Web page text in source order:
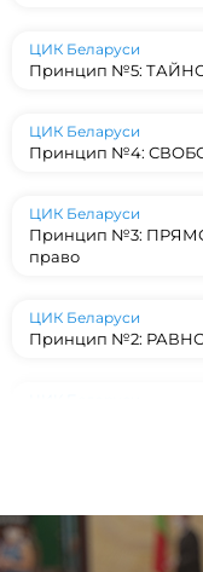
ЦИК Беларуси
Принцип №5:
ЦИК Беларуси
Принцип №4:
ЦИК Беларуси
Принцип №3:
право
ЦИК Беларуси
Принцип №2:
строятся выборы в